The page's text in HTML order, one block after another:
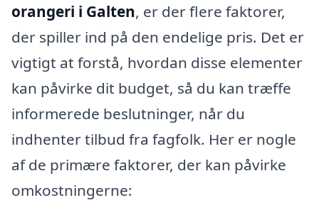
orangeri i Galten, er der flere faktorer,
der spiller ind på den endelige pris. Det er
vigtigt at forstå, hvordan disse elementer
kan påvirke dit budget, så du kan træffe
informerede beslutninger, når du
indhenter tilbud fra fagfolk. Her er nogle
af de primære faktorer, der kan påvirke
omkostningerne: